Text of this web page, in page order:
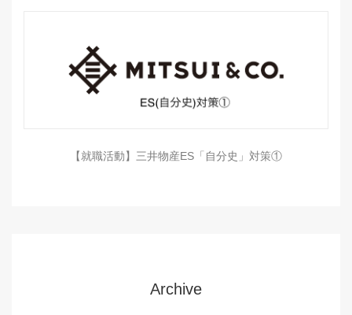
【就職活動】三井物産ES「自分史」対策①
Archive